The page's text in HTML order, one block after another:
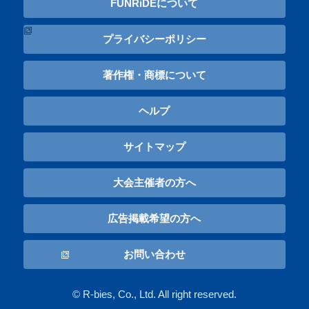
FUNRiDEについて
プライバシーポリシー
著作権・商標について
ヘルプ
サイトマップ
大会主催者の方へ
広告掲載希望の方へ
お問い合わせ
© R-bies, Co., Ltd. All right reserved.